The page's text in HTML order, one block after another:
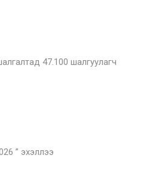
47.100 шалгуулагч
” эхэллээ